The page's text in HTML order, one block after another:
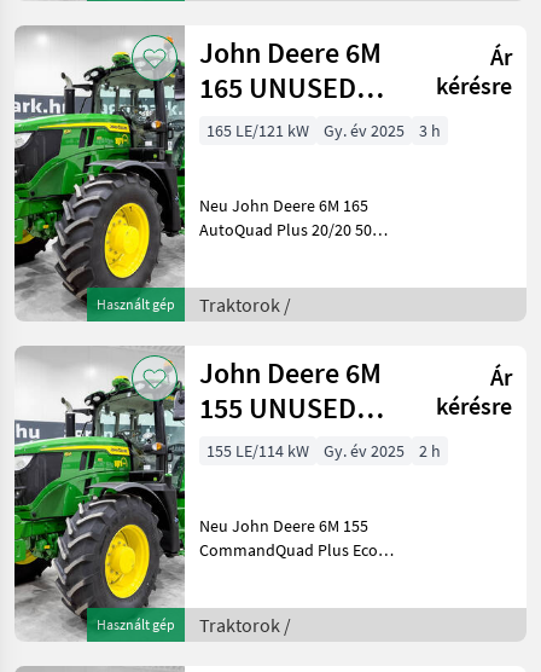
AutoTrac,
Trelleborg Ba
Használt gép
John Deere 6M
165 UNUSED
AutoQuad Plus
transm
Ár
kérésre
165 LE/121 kW Gy. év 2025 3 h
Neu John Deere 6M 165
AutoQuad Plus 20/20 50
SF7500 AutoTrac,
Druckluftbremsen, G5, LED,
Traktorok /
Használt gép
John Deere 6M
155 UNUSED
CommandQuad
40 km/h
Ár
kérésre
155 LE/114 kW Gy. év 2025 2 h
Neu John Deere 6M 155
CommandQuad Plus Eco
kabine, SF7500 AutoTrac,
druckluftbremse, LED, iTEC,
Traktorok /